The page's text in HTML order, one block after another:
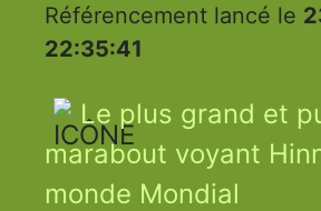
Référencement lancé le
22:35:41
Le plus grand et
marabout voyant
monde Mondial